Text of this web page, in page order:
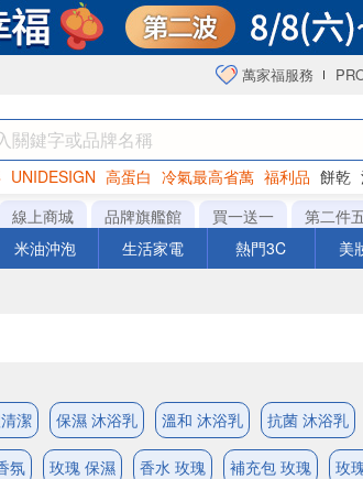
萬家福服務
UNIDESIGN 高蛋白 冷氣最高省萬 福利品 餅乾
罐頭 咖啡 海苔
線上商城 品牌旗艦館 買一送一 第二件
米油沖泡 生活家電 熱門3C 美
潔 保濕 沐浴乳 溫和 沐浴乳 抗菌 沐浴乳
氛 玫瑰 保濕 香水 玫瑰 補充包 玫瑰 玫